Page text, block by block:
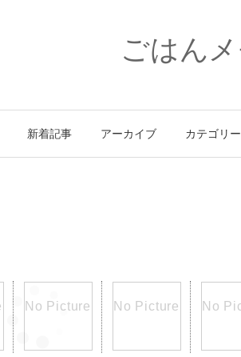
ごはん
新着記事 アーカイブ カテゴリー